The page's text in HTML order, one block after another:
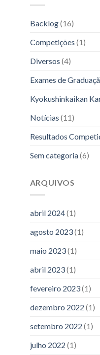
Backlog(16)
Competições (1)
Diversos (4)
Exames de
Kyokushinkaikan
Notícias (11)
Resultados
Sem categoria(6)
ARQUIVOS
abril 2024(1)
agosto 2023(1)
maio 2023(1)
abril 2023(1)
fevereiro 2023(1)
dezembro 2022 (1)
setembro 2022 (1)
julho 2022 (1)